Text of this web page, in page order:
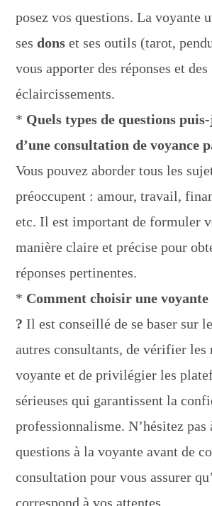
posez vos questions. La voyante
sesdons et ses outils (tarot,
vous apporter des réponses et des
éclaircissements.
* Quels types de questions
d’une consultation de voyance
Vous pouvez aborder tous les
préoccupent : amour, travail,
etc. Il est important de formuler
manière claire et précise pour
réponses pertinentes.
* Comment choisir une
? Il est conseillé de se baser sur
autres consultants, de vérifier les
voyante et de privilégier les
sérieuses qui garantissent la
professionnalisme. N’hésitez pas
questions à la voyante avant de
consultation pour vous assurer
correspond à vos attentes.